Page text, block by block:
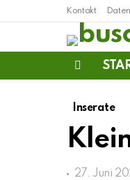
Kontakt
Inserate
27. Juni